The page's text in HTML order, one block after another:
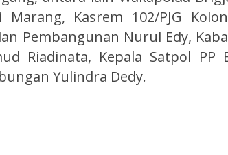
Kasrem 102/PJG
Pembangunan Nurul Edy,
Riadinata, Kepala Satpol PP
Yulindra Dedy.